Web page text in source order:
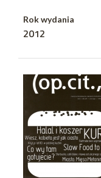
Rok wydania
2012